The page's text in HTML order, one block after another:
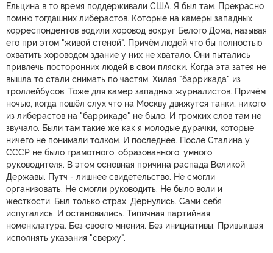
Ельцина в то время поддерживали США. Я был там. Прекрасно
помню тогдашних либерастов. Которые на камеры западных
корреспондентов водили хоровод вокруг Белого Дома, называя
его при этом "живой стеной". Причём людей что бы полностью
охватить хороводом здание у них не хватало. Они пытались
привлечь посторонних людей в свои пляски. Когда эта затея не
вышла то стали снимать по частям. Хилая "баррикада" из
троллейбусов. Тоже для камер западных журналистов. Причём
ночью, когда пошёл слух что на Москву движутся танки, никого
из либерастов на "баррикаде" не было. И громких слов там не
звучало. Были там такие же как я молодые дурачки, которые
ничего не понимали толком. И последнее. После Сталина у
СССР не было грамотного, образованного, умного
руководителя. В этом основная причина распада Великой
Державы. Путч - лишнее свидетельство. Не смогли
организовать. Не смогли руководить. Не было воли и
жесткости. Был только страх. Дёрнулись. Сами себя
испугались. И остановились. Типичная партийная
номенклатура. Без своего мнения. Без инициативы. Привыкшая
исполнять указания "сверху".